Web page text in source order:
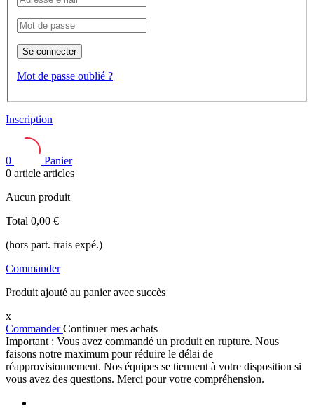
Se connecter
Mot de passe oublié ?
Inscription
0
Panier
0 article articles
Aucun produit
Total 0,00 €
(hors part. frais expé.)
Commander
Produit ajouté au panier avec succès
x
CommanderContinuer mes achats
Important : Vous avez commandé un produit en rupture. Nous
faisons notre maximum pour réduire le délai de
réapprovisionnement. Nos équipes se tiennent à votre disposition si
vous avez des questions. Merci pour votre compréhension.